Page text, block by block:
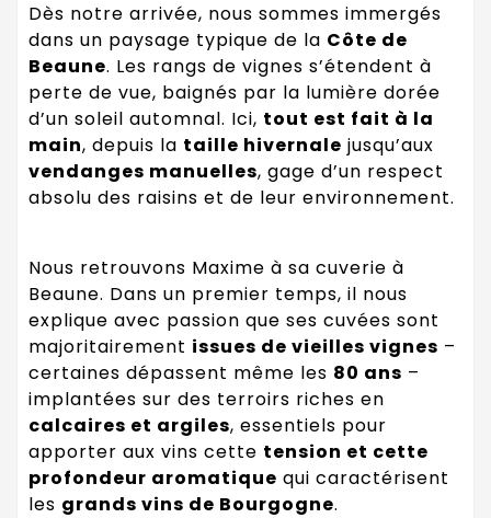
Dès notre arrivée, nous sommes immergés
dans un paysage typique de la Côte de
Beaune. Les rangs de vignes s’étendent à
perte de vue, baignés par la lumière dorée
d’un soleil automnal. Ici, tout est fait à la
main, depuis la taille hivernale jusqu’aux
vendanges manuelles, gage d’un respect
absolu des raisins et de leur environnement.
Nous retrouvons Maxime à sa cuverie à
Beaune. Dans un premier temps, il nous
explique avec passion que ses cuvées sont
majoritairement issues de vieilles vignes –
certaines dépassent même les 80 ans –
implantées sur des terroirs riches en
calcaires et argiles, essentiels pour
apporter aux vins cette tension et cette
profondeur aromatique qui caractérisent
les grands vins de Bourgogne.